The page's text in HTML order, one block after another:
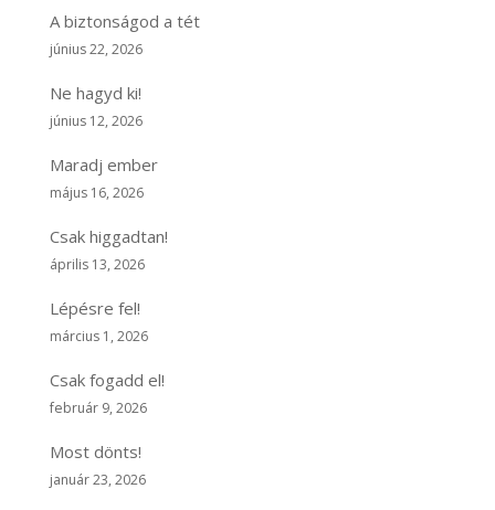
A biztonságod a tét
június 22, 2026
Ne hagyd ki!
június 12, 2026
Maradj ember
május 16, 2026
Csak higgadtan!
április 13, 2026
Lépésre fel!
március 1, 2026
Csak fogadd el!
február 9, 2026
Most dönts!
január 23, 2026